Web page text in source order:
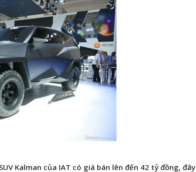
Kalman của IAT có giá bán lên đến 42 tỷ đồng, đây